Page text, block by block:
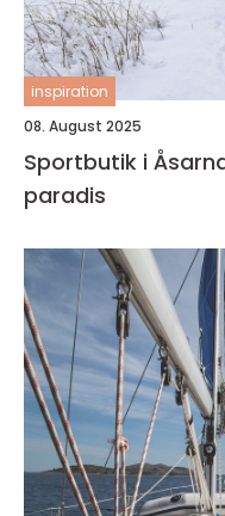
inspiration
08. August 2025
Sportbutik i
paradis